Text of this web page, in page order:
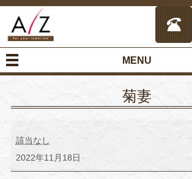
MENU
菊妻
妻該当なし
2022年11月18日